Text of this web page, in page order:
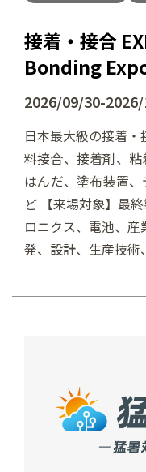
接着・接合
Bonding
2026/09/30-
日本最大級の接着
料接合、接着剤、粘
はんだ、塗布装置
ど 【来場対象】最
ロニクス、電池、
発、設計、生産技